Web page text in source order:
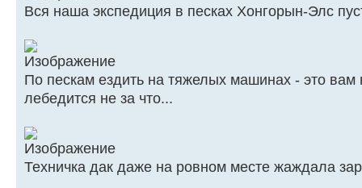
Вся наша экспедиция в песках Хонгорын-Элс
По пескам ездить на тяжелых машинах - это вам
лебедится не за что...
Техничка дак даже на ровном месте жаждала